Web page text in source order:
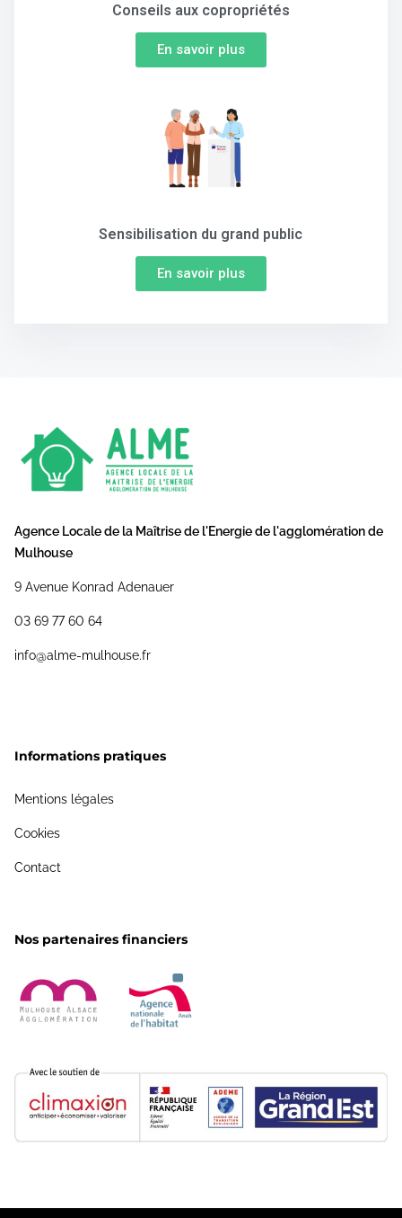
Conseils aux copropriétés
En savoir plus
Sensibilisation du grand public
En savoir plus
Agence Locale de la Maîtrise de l'Energie de l'agglomération de
Mulhouse
9 Avenue Konrad Adenauer
03 69 77 60 64
info@alme-mulhouse.fr
Informations pratiques
Mentions légales
Cookies
Contact
Nos partenaires financiers